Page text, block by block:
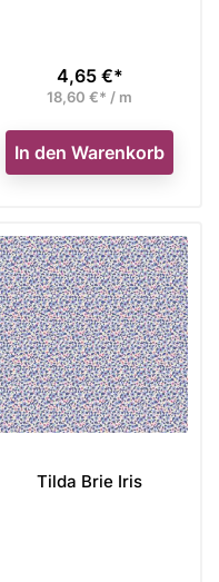
Preis
4,65 €*
18,60 €* / m
In den Warenkorb
Tilda Brie Iris